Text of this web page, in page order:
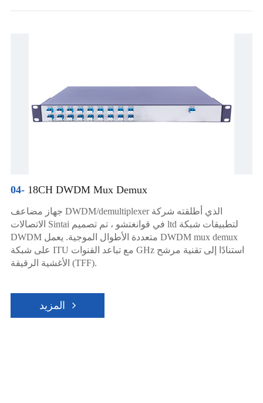
04-18CH DWDM Mux Demux
جهاز مضاعف DWDM/demultiplexer الذي أطلقته شركة
الاتصالات Sintai في قوانغتشو ، تم تصميم ltd لتطبيقات شبكة
DWDM متعددة الأطوال الموجية. يعمل DWDM mux demux
على شبكة ITU مع تباعد القنوات GHz استنادًا إلى تقنية مرشح
الأغشية الرقيقة (TFF).
المزيد